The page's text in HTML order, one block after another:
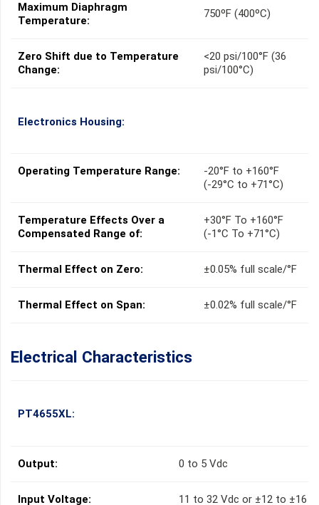
Maximum Diaphragm
Temperature:
750ºF (400ºC)
Zero Shift due to Temperature
Change:
<20 psi/100°F (36
psi/100°C)
Electronics Housing:
Operating Temperature Range:
-20°F to +160°F
(-29°C to +71°C)
Temperature Effects Over a
Compensated Range of:
+30°F To +160°F
(-1°C To +71°C)
Thermal Effect on Zero: ±0.05% full scale/°F
Thermal Effect on Span: ±0.02% full scale/°F
Electrical Characteristics
PT4655XL:
Output: 0 to 5 Vdc
Input Voltage: 11 to 32 Vdc or ±12 to ±16